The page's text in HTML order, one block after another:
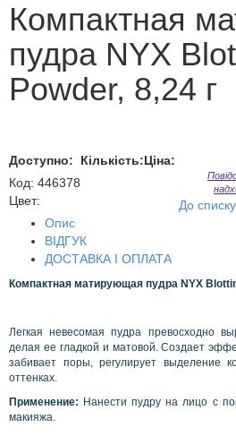
Компактная
пудра NYX
Powder, 8,24 г
Доступно: Кількість:Ціна:
Код: 446378
Цвет:
До
Опис
ВІДГУК
ДОСТАВКА І ОПЛАТА
Компактная матирующая пудра NYX
Легкая невесомая пудра превосходно
делая ее гладкой и матовой. Создает
забивает поры, регулирует выделение
оттенках.
Применение: Нанести пудру на лицо с
макияжа.